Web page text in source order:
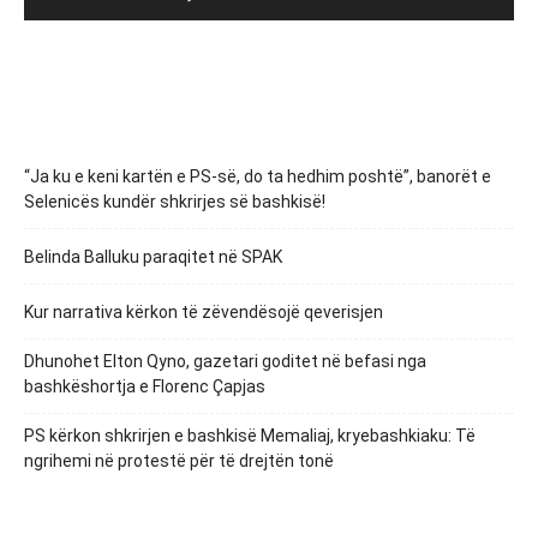
“Ja ku e keni kartën e PS-së, do ta hedhim poshtë”, banorët e
Selenicës kundër shkrirjes së bashkisë!
Belinda Balluku paraqitet në SPAK
Kur narrativa kërkon të zëvendësojë qeverisjen
Dhunohet Elton Qyno, gazetari goditet në befasi nga
bashkëshortja e Florenc Çapjas
PS kërkon shkrirjen e bashkisë Memaliaj, kryebashkiaku: Të
ngrihemi në protestë për të drejtën tonë